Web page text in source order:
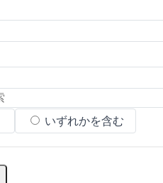
いずれかを含む